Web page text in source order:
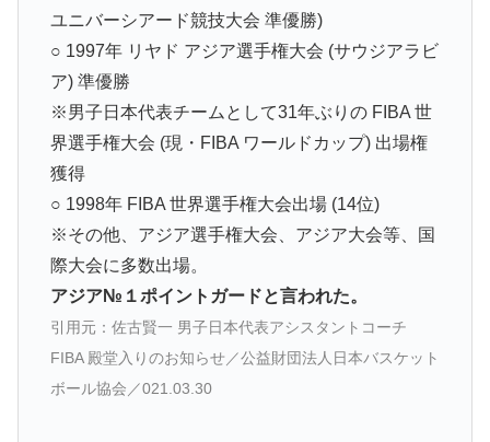
ユニバーシアード競技大会 準優勝)
○ 1997年 リヤド アジア選手権大会 (サウジアラビ
ア) 準優勝
※男子日本代表チームとして31年ぶりの FIBA 世
界選手権大会 (現・FIBA ワールドカップ) 出場権
獲得
○ 1998年 FIBA 世界選手権大会出場 (14位)
※その他、アジア選手権大会、アジア大会等、国
際大会に多数出場。
アジア№１ポイントガードと言われた。
引用元：佐古賢一 男子日本代表アシスタントコーチ
FIBA 殿堂入りのお知らせ／公益財団法人日本バスケット
ボール協会／021.03.30